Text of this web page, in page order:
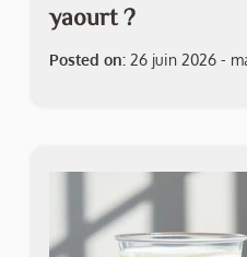
yaourt ?
Posted on: 26 juin 2026 -